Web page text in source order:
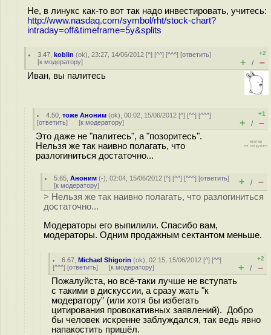
Не, в линукс как-то вот так надо инвестировать, учитесь:
http://www.nasdaq.com/symbol/rht/stock-chart?
intraday=off&timeframe=5y&splits
3.47 ,koblin (ok), 23:27, 14/06/2012 [^] [^^] [^^^] [ответить]
[к модератору]
+2
+ / –
Иван, вы палитесь
4.50 ,тоже Аноним (ok), 00:02, 15/06/2012 [^] [^^] [^^^]
[ответить] [к модератору]
+1
+ / –
Это даже не "палитесь", а "позоритесь".
Нельзя же так наивно полагать, что
разлогиниться достаточно...
5.65 ,Аноним (-), 02:04, 15/06/2012 [^] [^^] [^^^] [ответить]
[к модератору] + / –
> Нельзя же так наивно полагать, что разлогиниться
достаточно...
Модераторы его выпилили. Спасибо вам,
модераторы. Одним продажным сектантом меньше.
6.67 ,Michael Shigorin (ok), 02:15, 15/06/2012 [^] [^^]
[^^^] [ответить] [к модератору]
+2
+ / –
Пожалуйста, но всё-таки лучше не вступать
с такими в дискуссии, а сразу жать "к
модератору" (или хотя бы избегать
цитирования провокативных заявлений). Добро
бы человек искренне заблуждался, так ведь явно
напакостить пришёл.